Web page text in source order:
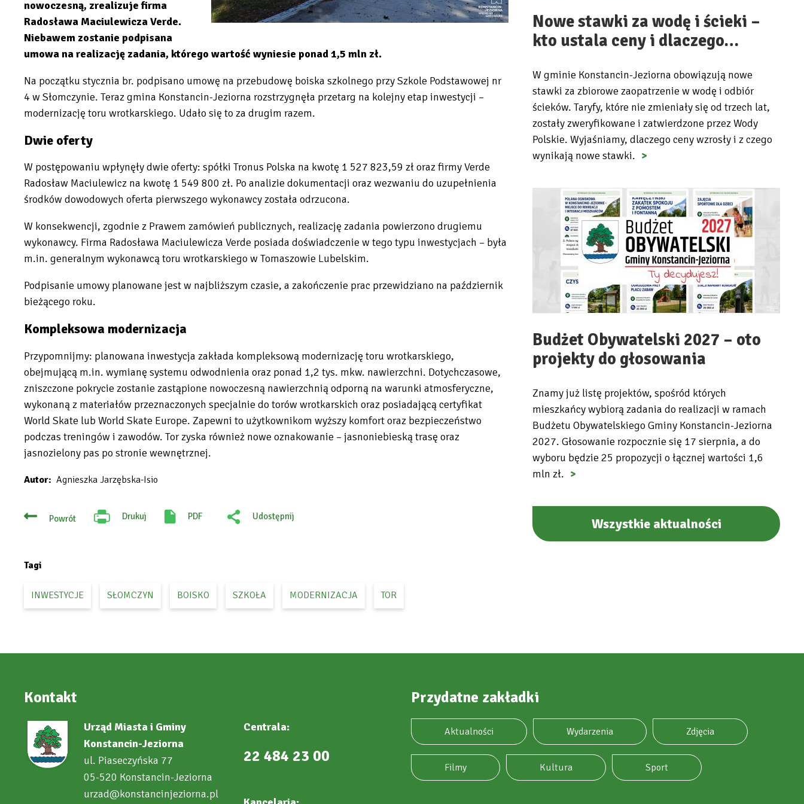
nowoczesną, zrealizuje firma
Radosława Maciulewicza Verde.
Niebawem zostanie podpisana
umowa na realizację zadania, którego wartość wyniesie ponad 1,5 mln zł.
Na początku stycznia br. podpisano umowę na przebudowę boiska szkolnego przy Szkole Podstawowej nr
4 w Słomczynie. Teraz gmina Konstancin-Jeziorna rozstrzygnęła przetarg na kolejny etap inwestycji –
modernizację toru wrotkarskiego. Udało się to za drugim razem.
Dwie oferty
W postępowaniu wpłynęły dwie oferty: spółki Tronus Polska na kwotę 1 527 823,59 zł oraz firmy Verde
Radosław Maciulewicz na kwotę 1 549 800 zł. Po analizie dokumentacji oraz wezwaniu do uzupełnienia
środków dowodowych oferta pierwszego wykonawcy została odrzucona.
W konsekwencji, zgodnie z Prawem zamówień publicznych, realizację zadania powierzono drugiemu
wykonawcy. Firma Radosława Maciulewicza Verde posiada doświadczenie w tego typu inwestycjach – była
m.in. generalnym wykonawcą toru wrotkarskiego w Tomaszowie Lubelskim.
Podpisanie umowy planowane jest w najbliższym czasie, a zakończenie prac przewidziano na październik
bieżącego roku.
Kompleksowa modernizacja
Przypomnijmy: planowana inwestycja zakłada kompleksową modernizację toru wrotkarskiego,
obejmującą m.in. wymianę systemu odwodnienia oraz ponad 1,2 tys. mkw. nawierzchni. Dotychczasowe,
zniszczone pokrycie zostanie zastąpione nowoczesną nawierzchnią odporną na warunki atmosferyczne,
wykonaną z materiałów przeznaczonych specjalnie do torów wrotkarskich oraz posiadającą certyfikat
World Skate lub World Skate Europe. Zapewni to użytkownikom wyższy komfort oraz bezpieczeństwo
podczas treningów i zawodów. Tor zyska również nowe oznakowanie – jasnoniebieską trasę oraz
jasnozielony pas po stronie wewnętrznej.
Autor Agnieszka Jarzębska-Isio
Powrót Drukuj
Will
PDF
Udostępnij
Tagi
INWESTYCJE SŁOMCZYN BOISKO SZKOŁA MODERNIZACJA TOR
Nowe stawki za wodę i ścieki –
kto ustala ceny i dlaczego…
W gminie Konstancin-Jeziorna obowiązują nowe
stawki za zbiorowe zaopatrzenie w wodę i odbiór
ścieków. Taryfy, które nie zmieniały się od trzech lat,
zostały zweryfikowane i zatwierdzone przez Wody
Polskie. Wyjaśniamy, dlaczego ceny wzrosły i z czego
wynikają nowe stawki.
Budżet Obywatelski 2027 – oto
projekty do głosowania
Znamy już listę projektów, spośród których
mieszkańcy wybiorą zadania do realizacji w ramach
Budżetu Obywatelskiego Gminy Konstancin-Jeziorna
2027. Głosowanie rozpocznie się 17 sierpnia, a do
wyboru będzie 25 propozycji o łącznej wartości 1,6
mln zł.
Wszystkie aktualności
Kontakt
Urząd Miasta i Gminy
Konstancin-Jeziorna
ul. Piaseczyńska 77
05-520 Konstancin-Jeziorna
urzad@konstancinjeziorna.pl
Centrala:
22 484 23 00
Przydatne zakładki
Aktualności Wydarzenia Zdjęcia
Filmy Kultura Sport